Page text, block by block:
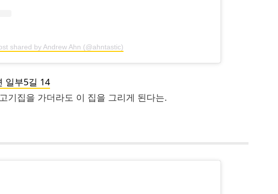
shared by Andrew Ahn (@ahntastic)
일부5길 14
기집을 가더라도 이 집을 그리게 된다는.